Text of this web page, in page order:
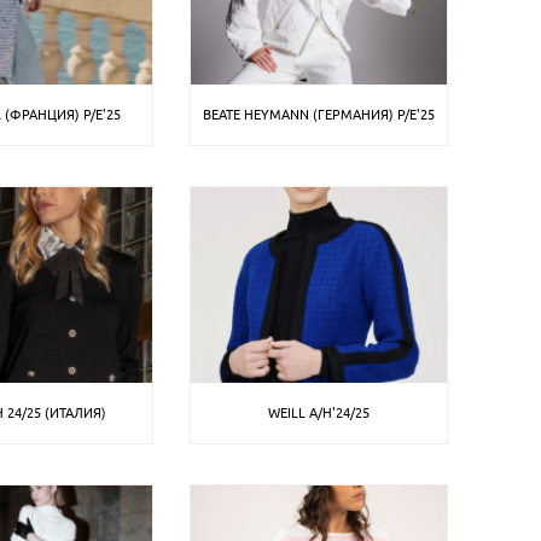
(ФРАНЦИЯ) P/E'25 BEATE HEYMANN (ГЕРМАНИЯ) P/E'25
24/25 (ИТАЛИЯ) WEILL A/H'24/25